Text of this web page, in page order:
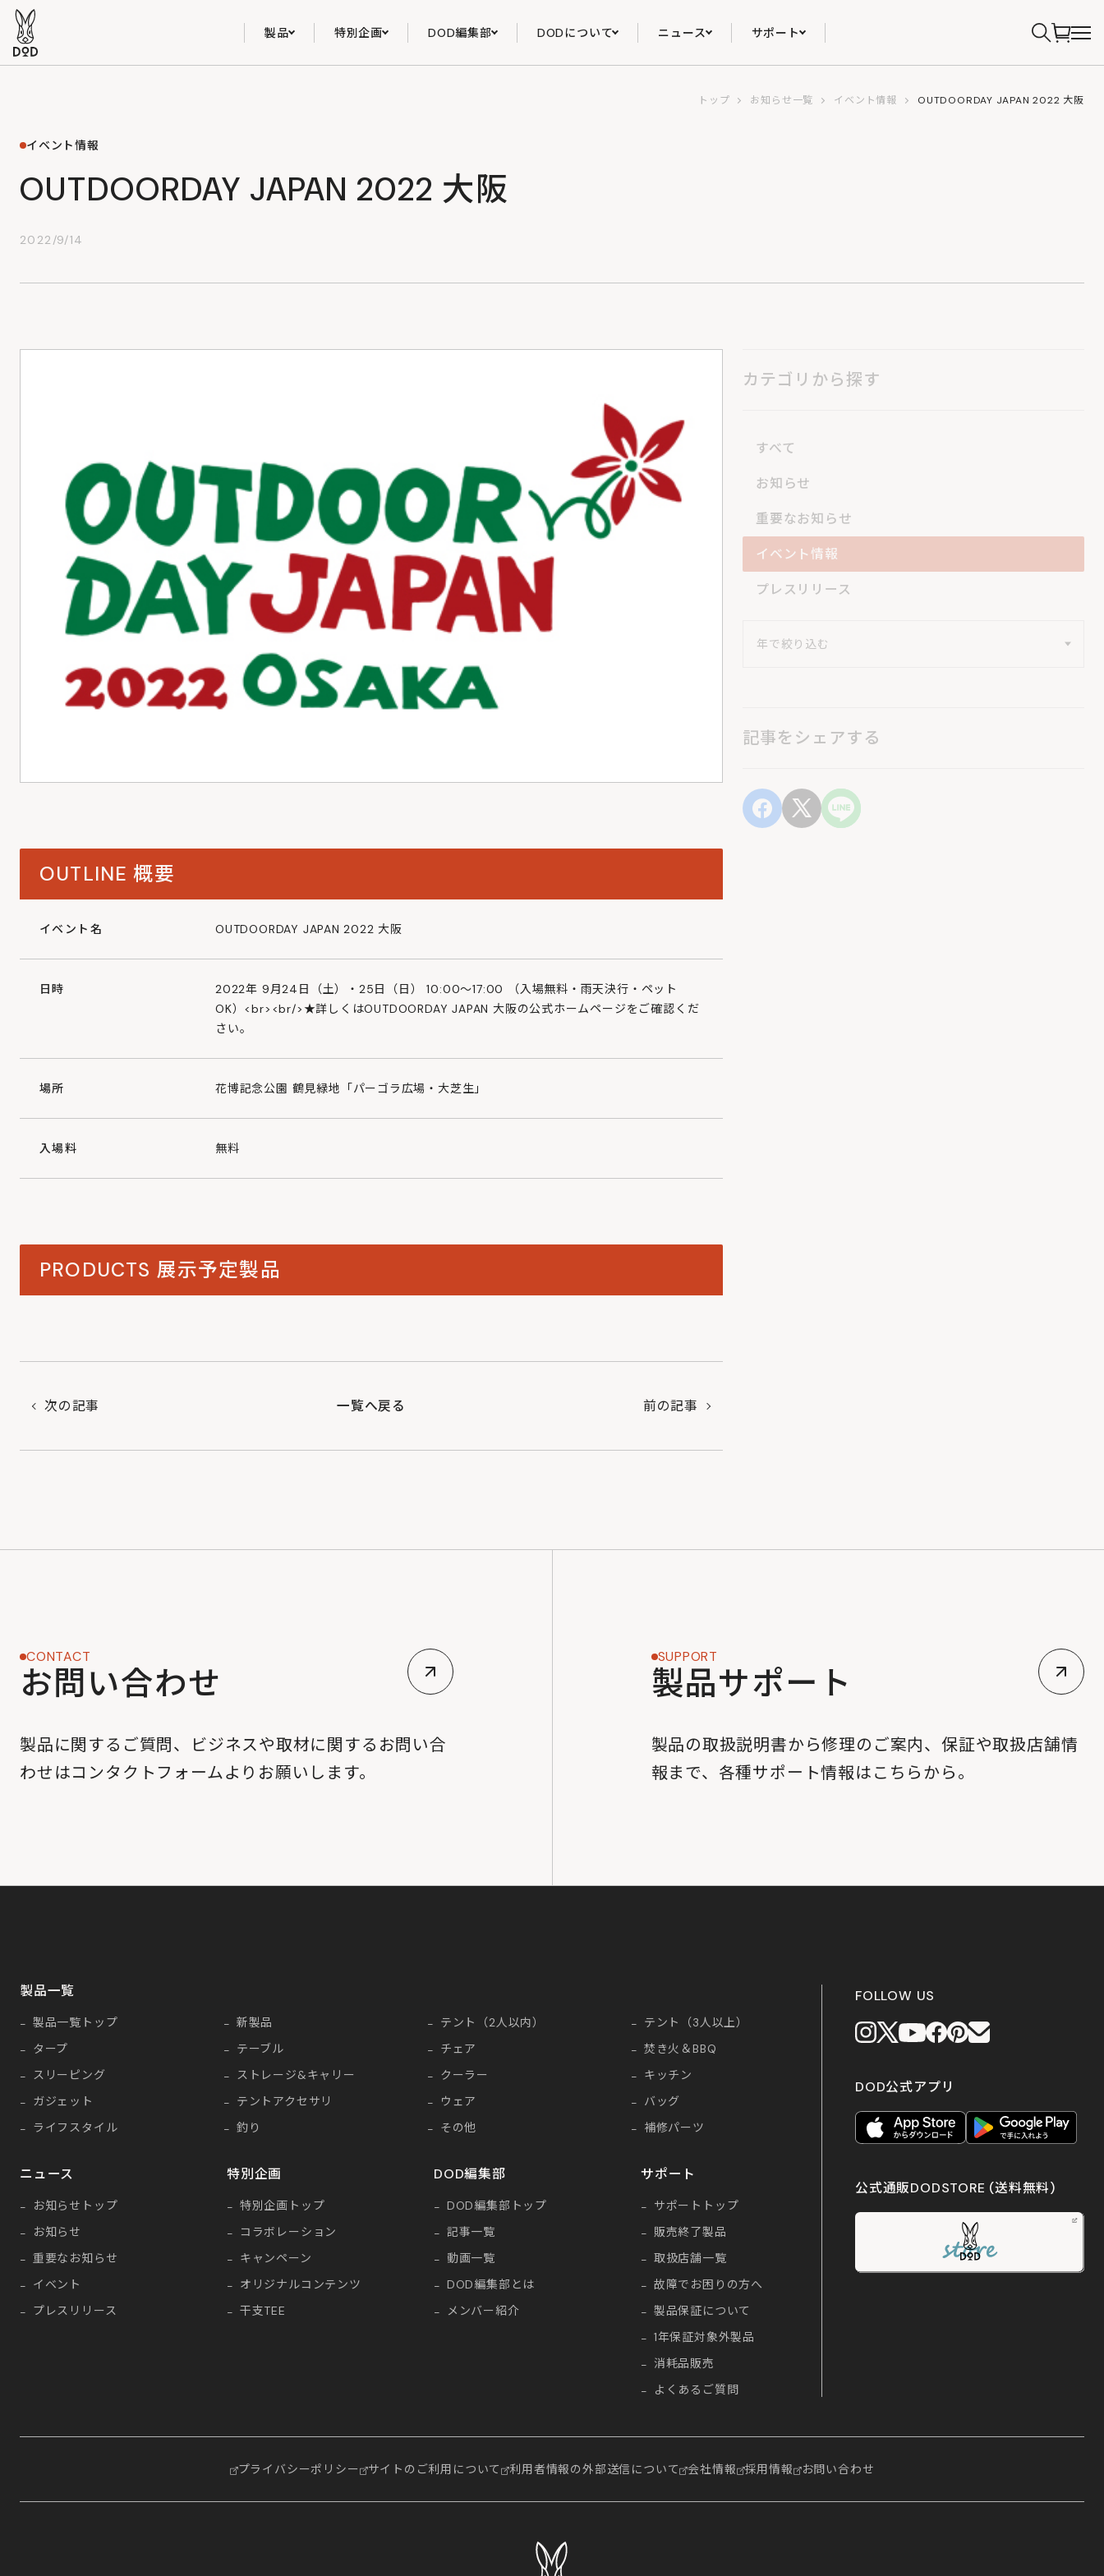
製品 特別企画 DOD編集部 DODについて ニュース サポート
トップ お知らせ一覧 イベント情報 OUTDOORDAY JAPAN 2022 大阪
イベント情報
OUTDOORDAY JAPAN 2022 大阪
2022/9/14
OUTLINE 概要
イベント名 OUTDOORDAY JAPAN 2022 大阪
日時
2022年 9月24日（土）・25日（日） 10:00～17:00 （入場無料・雨天決行・ペット
OK）<br><br/>★詳しくはOUTDOORDAY JAPAN 大阪の公式ホームページをご確認くだ
さい。
場所 花博記念公園 鶴見緑地「パーゴラ広場・大芝生」
入場料 無料
PRODUCTS 展示予定製品
次の記事 一覧へ戻る 前の記事
カテゴリから探す
すべて
お知らせ
重要なお知らせ
イベント情報
プレスリリース
記事をシェアする
CONTACT
お問い合わせ
製品に関するご質問、ビジネスや取材に関するお問い合
わせはコンタクトフォームよりお願いします。
SUPPORT
製品サポート
製品の取扱説明書から修理のご案内、保証や取扱店舗情
報まで、各種サポート情報はこちらから。
製品一覧
製品一覧トップ 新製品 テント（2人以内）
テント（3人以上）
タープ
テーブル チェア
焚き火＆BBQ
スリーピング
ストレージ&キャリー クーラー
キッチン
ガジェット
テントアクセサリ ウェア
バッグ
ライフスタイル
釣り その他 補修パーツ
ニュース
お知らせトップ
お知らせ
重要なお知らせ
イベント
プレスリリース
特別企画
特別企画トップ
コラボレーション
キャンペーン
オリジナルコンテンツ
干支TEE
DOD編集部
DOD編集部トップ
記事一覧
動画一覧
DOD編集部とは
メンバー紹介
サポート
サポートトップ
販売終了製品
取扱店舗一覧
故障でお困りの方へ
製品保証について
1年保証対象外製品
消耗品販売
よくあるご質問
FOLLOW US
DOD公式アプリ
公式通販DODSTORE (送料無料)
プライバシーポリシー サイトのご利用について 利用者情報の外部送信について 会社情報 採用情報 お問い合わせ